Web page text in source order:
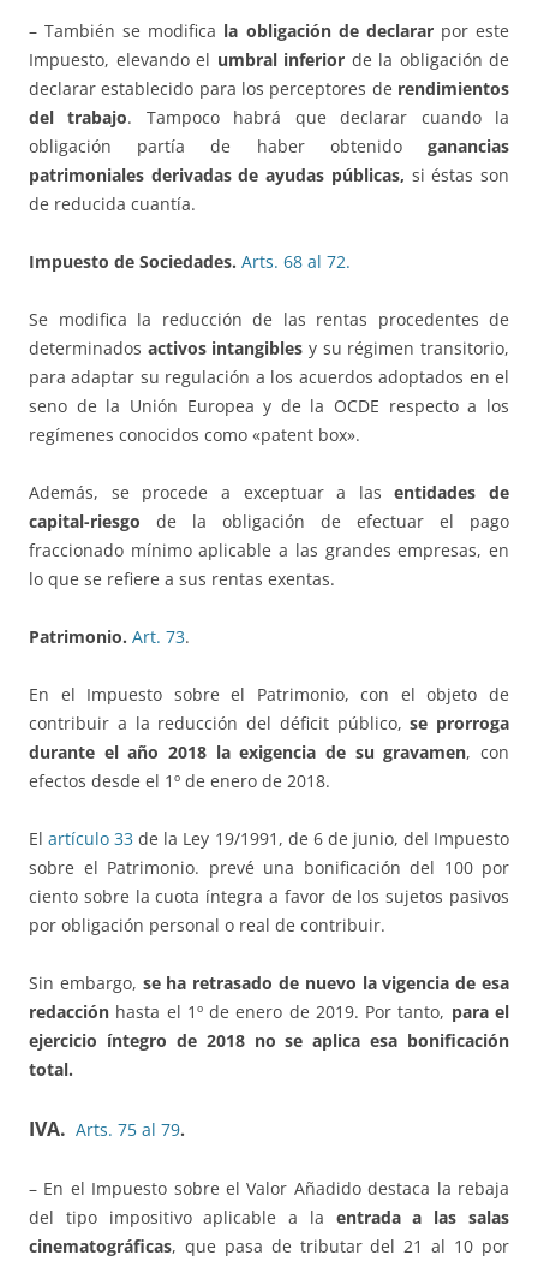
– También se modifica la obligación de declararpor este
Impuesto, elevando el umbral inferior de la obligación de
declarar establecido para los perceptores de rendimientos
del trabajo. Tampoco habrá que declarar cuando la
obligación partía de haber obtenido ganancias
patrimoniales derivadas de ayudas públicas, si éstas son
de reducida cuantía.
Impuesto de Sociedades. Arts. 68 al 72.
Se modifica la reducción de las rentas procedentes de
determinados activos intangibles y su régimen transitorio,
para adaptar su regulación a los acuerdos adoptados en el
seno de la Unión Europea y de la OCDE respecto a los
regímenes conocidos como «patent box».
Además, se procede a exceptuar a lasentidades de
capital-riesgo de la obligación de efectuar el pago
fraccionado mínimo aplicable a las grandes empresas, en
lo que se refiere a sus rentas exentas.
Patrimonio. Art. 73.
En el Impuesto sobre el Patrimonio, con el objeto de
contribuir a la reducción del déficit público,se prorroga
durante el año 2018 la exigencia de su gravamen, con
efectos desde el 1º de enero de 2018.
Elartículo 33 de la Ley 19/1991, de 6 de junio, del Impuesto
sobre el Patrimonio. prevé una bonificación del 100 por
ciento sobre la cuota íntegra a favor de los sujetos pasivos
por obligación personal o real de contribuir.
Sin embargo, se ha retrasado de nuevo la vigencia de esa
redacción hasta el 1º de enero de 2019. Por tanto, para el
ejercicio íntegro de 2018 no se aplica esa bonificación
total.
IVA. Arts. 75 al 79.
– En el Impuesto sobre el Valor Añadido destaca la rebaja
del tipo impositivo aplicable a la entrada a las salas
cinematográficas, que pasa de tributar del 21 al 10 por